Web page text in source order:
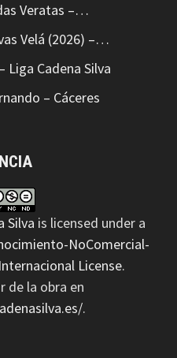
Veratas –…
Velá (2026) –…
Liga Cadena Silva
– Cáceres
Silva is licensed under a
NoComercial-
License.
de la obra en
.